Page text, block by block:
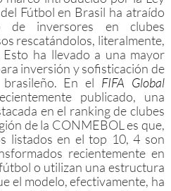
Fútbol en Brasil ha atraído
de inversores en clubes
rescatándolos, literalmente,
ha llevado a una mayor
inversión y sofisticación de
En el FIFA Global
publicado, una
en el ranking de clubes
de la CONMEBOL es que,
listados en el top 10, 4 son
recientemente en
o utilizan una estructura
el modelo, efectivamente, ha